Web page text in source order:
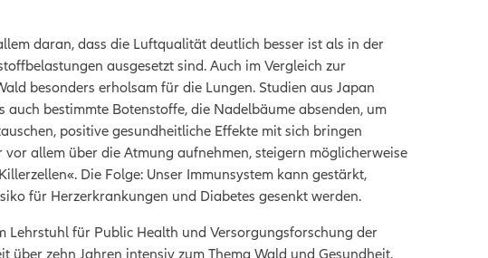
daran, dass die Luftqualität deutlich besser ist als in der
ausgesetzt sind. Auch im Vergleich zur
besonders erholsam für die Lungen. Studien aus Japan
auch bestimmte Botenstoffe, die Nadelbäume absenden, um
positive gesundheitliche Effekte mit sich bringen
vor allem über die Atmung aufnehmen, steigern möglicherweise
Die Folge: Unser Immunsystem kann gestärkt,
für Herzerkrankungen und Diabetes gesenkt werden.
Lehrstuhl für Public Health und Versorgungsforschung der
zehn Jahren intensiv zum Thema Wald und Gesundheit.